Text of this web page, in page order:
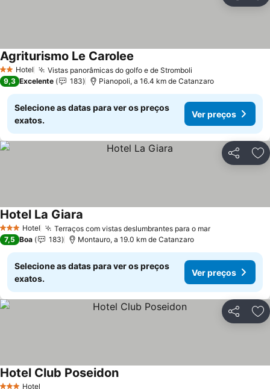
2 Estrelas
Hotel Vistas panorâmicas do golfo e de Stromboli
Agriturismo Le Carolee
9,3 Excelente 183 Pianopoli, a 16.4 km de Catanzaro
Selecione as datas para ver os preços
exatos.
Ver preços
Partilhar
3 EstrelasHotel Terraços com vistas deslumbrantes para o marVer preços
Hotel La Giara
7,5 Boa 183 Montauro, a 19.0 km de Catanzaro
Selecione as datas para ver os preços
exatos.
Ver preços
Partilhar
Hotel
Hotel Club PoseidonVer preços